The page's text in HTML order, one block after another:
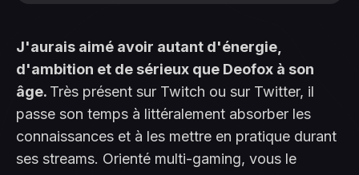
J'aurais aimé avoir autant d'énergie,
d'ambition et de sérieux que Deofox à son
âge. Très présent sur Twitch ou sur Twitter, il
passe son temps à littéralement absorber les
connaissances et à les mettre en pratique durant
ses streams. Orienté multi-gaming, vous le